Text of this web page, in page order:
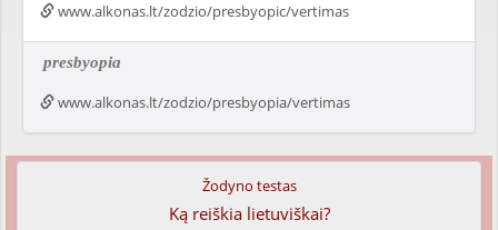
www.alkonas.lt/zodzio/presbyopic/vertimas
presbyopia
www.alkonas.lt/zodzio/presbyopia/vertimas
Žodyno testas
Ką reiškia lietuviškai?